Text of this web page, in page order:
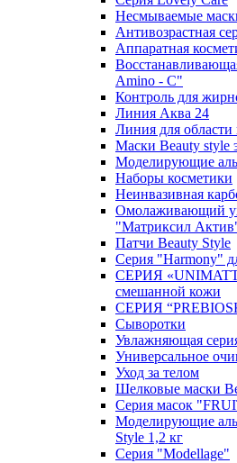
Несмываемые
Антивозрастная
Аппаратная
Amino - C"
Контроль для
Линия Аква 24
Линия для области
Маски Beauty style
Моделирующие
Наборы косметики
Неинвазивная
Омолаживающий
"Матриксил
Патчи Beauty Style
Серия "Harmony"
СЕРИЯ
смешанной кожи
СЕРИЯ
Сыворотки
Увлажняющая
Универсальное
Уход за телом
Шелковые маски
Серия масок
Моделирующие
Style 1,2 кг
Серия "Modellage"